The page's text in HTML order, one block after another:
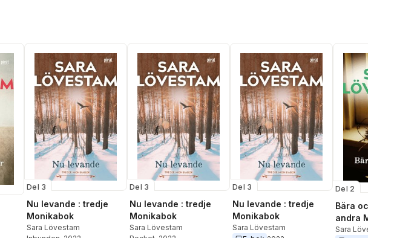
Del 3
Nu levande : tredje
Monikabok
Sara Lövestam
Del 3
Nu levande : tredje
Monikabok
Sara Lövestam
Del 3
Nu levande : tredje
Monikabok
Sara Lövestam
Del 2
Bära och
andra
Sara Lövestam